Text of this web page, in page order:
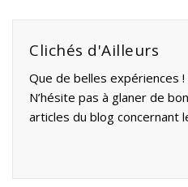
Clichés d'Ailleurs
Que de belles expériences !
N’hésite pas à glaner de
articles du blog concernant